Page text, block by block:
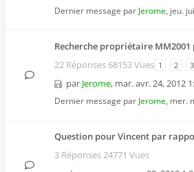
Dernier message par Jerome, jeu.
Recherche propriétaire
22 Réponses 68153 Vues 1 2 3
par Jerome, mar. avr. 24, 2012
Dernier message par Jerome, mer.
Question pour Vincent par
3 Réponses 24771 Vues